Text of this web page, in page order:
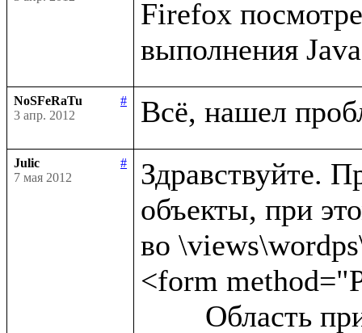
Firefox
NoSFeRaTu
#
3 апр. 2012
Julic
#
7 мая 2012
Здравствуйте.
объекты, при
во
<form